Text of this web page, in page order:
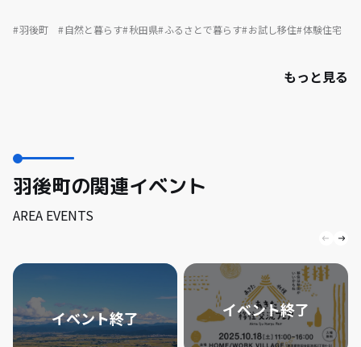
羽後町 自然と暮らす 秋田県 ふるさとで暮らす お試し移住 体験住宅
もっと見る
羽後町の関連イベント
AREA EVENTS